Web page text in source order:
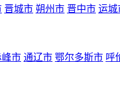
晋城市 朔州市 晋中市 运城
峰市 通辽市 鄂尔多斯市 呼